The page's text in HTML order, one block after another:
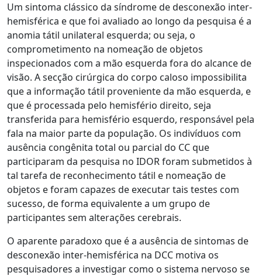
Um sintoma clássico da síndrome de desconexão inter-
hemisférica e que foi avaliado ao longo da pesquisa é a
anomia tátil unilateral esquerda; ou seja, o
comprometimento na nomeação de objetos
inspecionados com a mão esquerda fora do alcance de
visão. A secção cirúrgica do corpo caloso impossibilita
que a informação tátil proveniente da mão esquerda, e
que é processada pelo hemisfério direito, seja
transferida para hemisfério esquerdo, responsável pela
fala na maior parte da população. Os indivíduos com
ausência congênita total ou parcial do CC que
participaram da pesquisa no IDOR foram submetidos à
tal tarefa de reconhecimento tátil e nomeação de
objetos e foram capazes de executar tais testes com
sucesso, de forma equivalente a um grupo de
participantes sem alterações cerebrais.
O aparente paradoxo que é a ausência de sintomas de
desconexão inter-hemisférica na DCC motiva os
pesquisadores a investigar como o sistema nervoso se